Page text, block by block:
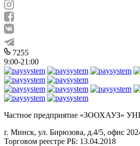
7255
9:00-21:00
Частное предприятие «ЗООХАУЗ»
г. Минск, ул. Бирюзова, д.4/5, офис
Торговом реестре РБ: 13.04.2018